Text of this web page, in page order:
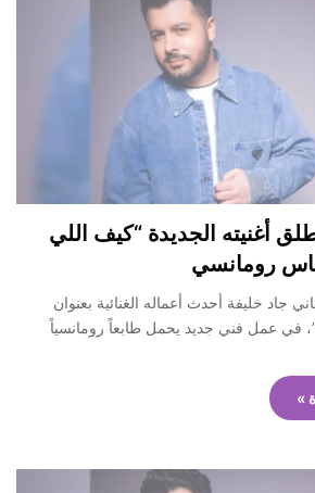
أغنيته الجديدة “كيف اللي
رومانسي
جاد خليفة أحدث أعماله الغنائية بعنوان
في عمل فني جديد يحمل طابعاً رومانسياً
»